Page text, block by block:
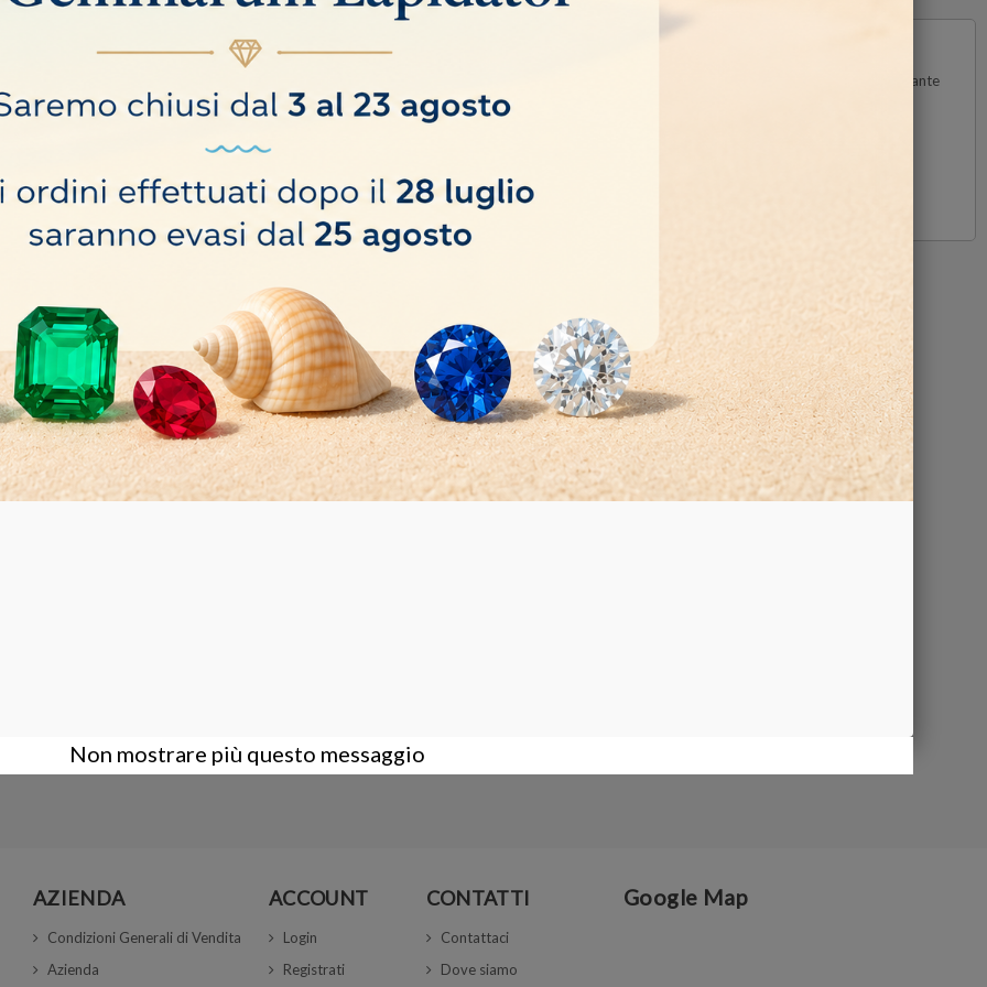
prolungato
w, regolazione continua della intensità luminosa, massima temperatura 2000°K, ventilazione a bassa rumorosità, protezione primaria mediante
AZIENDA
Condizioni Generali di Vendita
Azienda
ACCOUNT
Login
Registrati
CONTATTI
Contattaci
Dove siamo
Google Map
Non mostrare più questo messaggio